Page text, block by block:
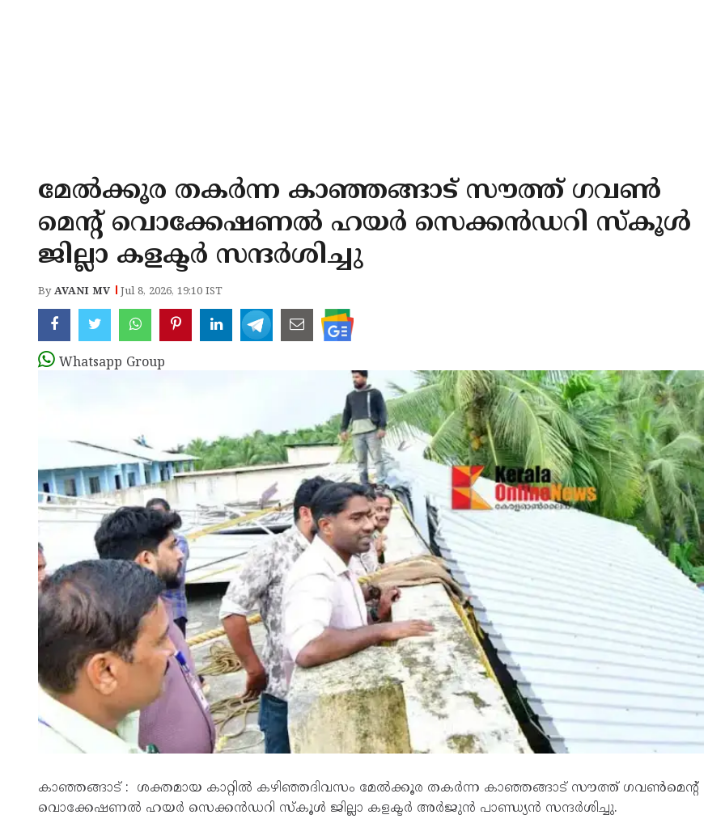
മേൽക്കൂര തകർന്ന കാഞ്ഞങ്ങാട് സൗത്ത് ഗവൺ
മെന്റ് വൊക്കേഷണൽ ഹയർ സെക്കൻഡറി സ്‌കൂൾ
ജില്ലാ കളക്ടർ സന്ദർശിച്ചു
ByAVANI MV Jul 8, 2026, 19:10 IST
Whatsapp Group
കാഞ്ഞങ്ങാട് : ശക്തമായ കാറ്റിൽ കഴിഞ്ഞദിവസം മേൽക്കൂര തകർന്ന കാഞ്ഞങ്ങാട് സൗത്ത് ഗവൺമെന്റ്
വൊക്കേഷണൽ ഹയർ സെക്കൻഡറി സ്‌കൂൾ ജില്ലാ കളക്ടർ അർജുൻ പാണ്ഡ്യൻ സന്ദർശിച്ചു.